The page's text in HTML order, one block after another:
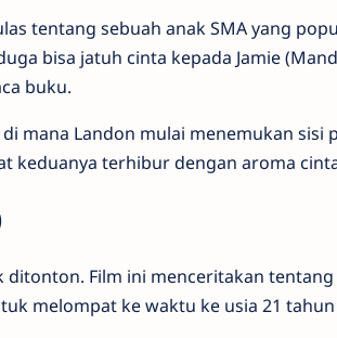
tentang sebuah anak SMA yang
bisa jatuh cinta kepada Jamie
buku.
mana Landon mulai menemukan sisi
keduanya terhibur dengan aroma
Film ini menceritakan tentang
melompat ke waktu ke usia 21